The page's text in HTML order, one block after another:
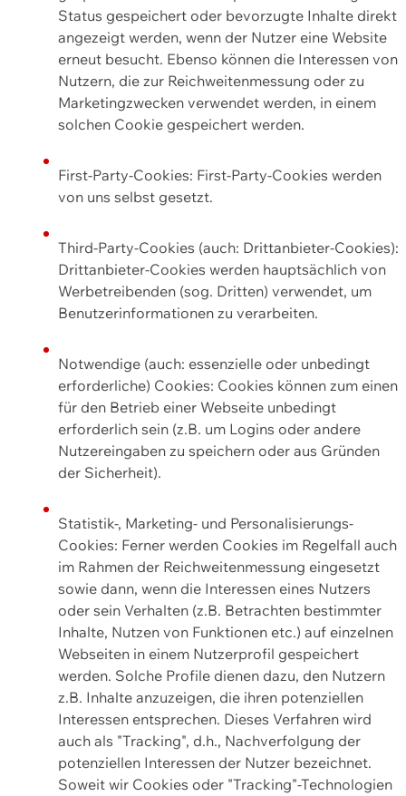
Status gespeichert oder bevorzugte Inhalte direkt
angezeigt werden, wenn der Nutzer eine Website
erneut besucht. Ebenso können die Interessen von
Nutzern, die zur Reichweitenmessung oder zu
Marketingzwecken verwendet werden, in einem
solchen Cookie gespeichert werden.
First-Party-Cookies: First-Party-Cookies werden
von uns selbst gesetzt.
Third-Party-Cookies (auch: Drittanbieter-Cookies):
Drittanbieter-Cookies werden hauptsächlich von
Werbetreibenden (sog. Dritten) verwendet, um
Benutzerinformationen zu verarbeiten.
Notwendige (auch: essenzielle oder unbedingt
erforderliche) Cookies: Cookies können zum einen
für den Betrieb einer Webseite unbedingt
erforderlich sein (z.B. um Logins oder andere
Nutzereingaben zu speichern oder aus Gründen
der Sicherheit).
Statistik-, Marketing- und Personalisierungs-
Cookies: Ferner werden Cookies im Regelfall auch
im Rahmen der Reichweitenmessung eingesetzt
sowie dann, wenn die Interessen eines Nutzers
oder sein Verhalten (z.B. Betrachten bestimmter
Inhalte, Nutzen von Funktionen etc.) auf einzelnen
Webseiten in einem Nutzerprofil gespeichert
werden. Solche Profile dienen dazu, den Nutzern
z.B. Inhalte anzuzeigen, die ihren potenziellen
Interessen entsprechen. Dieses Verfahren wird
auch als "Tracking", d.h., Nachverfolgung der
potenziellen Interessen der Nutzer bezeichnet.
Soweit wir Cookies oder "Tracking"-Technologien